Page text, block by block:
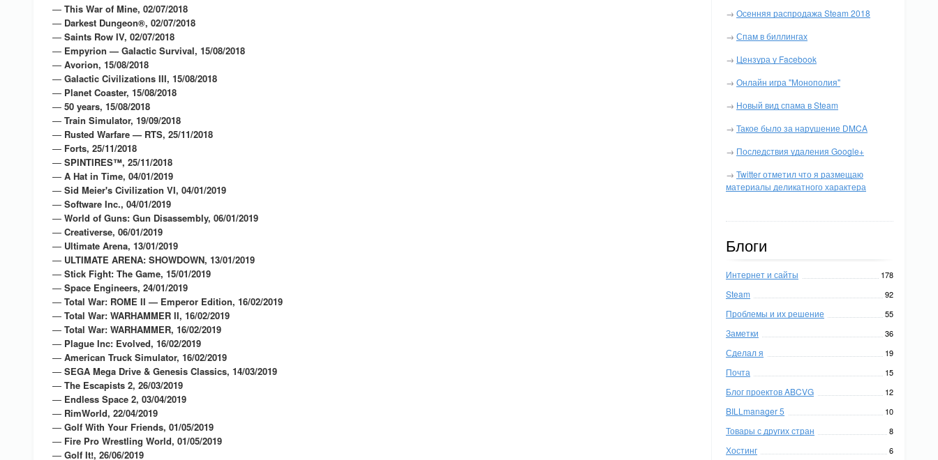
→ Осенняя распродажа Steam 2018
→ Спам в биллингах
→ Цензура у Facebook
→ Онлайн игра "Монополия"
→ Новый вид спама в Steam
→ Такое было за нарушение DMCA
→ Последствия удаления Google+
→ Twitter отметил что я размещаю
материалы деликатного характера
Блоги
Интернет и сайты 178
Steam 92
Проблемы и их решение 55
Заметки 36
Сделал я 19
Почта 15
Блог проектов ABCVG 12
BILLmanager 5 10
Товары с других стран 8
Хостинг 6
— This War of Mine, 02/07/2018
— Darkest Dungeon®, 02/07/2018
— Saints Row IV, 02/07/2018
— Empyrion — Galactic Survival, 15/08/2018
— Avorion, 15/08/2018
— Galactic Civilizations III, 15/08/2018
— Planet Coaster, 15/08/2018
— 50 years, 15/08/2018
— Train Simulator, 19/09/2018
— Rusted Warfare — RTS, 25/11/2018
— Forts, 25/11/2018
— SPINTIRES™, 25/11/2018
— A Hat in Time, 04/01/2019
— Sid Meier's Civilization VI, 04/01/2019
— Software Inc., 04/01/2019
— World of Guns: Gun Disassembly, 06/01/2019
— Creativerse, 06/01/2019
— Ultimate Arena, 13/01/2019
— ULTIMATE ARENA: SHOWDOWN, 13/01/2019
— Stick Fight: The Game, 15/01/2019
— Space Engineers, 24/01/2019
— Total War: ROME II — Emperor Edition, 16/02/2019
— Total War: WARHAMMER II, 16/02/2019
— Total War: WARHAMMER, 16/02/2019
— Plague Inc: Evolved, 16/02/2019
— American Truck Simulator, 16/02/2019
— SEGA Mega Drive & Genesis Classics, 14/03/2019
— The Escapists 2, 26/03/2019
— Endless Space 2, 03/04/2019
— RimWorld, 22/04/2019
— Golf With Your Friends, 01/05/2019
— Fire Pro Wrestling World, 01/05/2019
— Golf It!, 26/06/2019